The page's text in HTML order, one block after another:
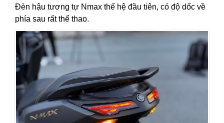
Đèn hậu tương tự Nmax thế hệ đầu tiên, có độ dốc về
phía sau rất thể thao.